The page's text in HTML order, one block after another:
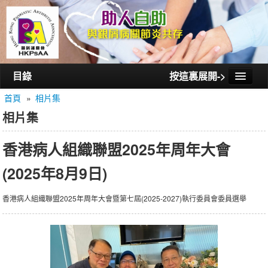
目錄 按這裏展開->
首頁
認識銀屑護關會
認識銀屑關節炎
活動/講座
會員通訊
首頁 » 相片集
相片集
香港病人組織聯盟2025年周年大會
(2025年8月9日)
香港病人組織聯盟2025年周年大會暨第七屆(2025-2027)執行委員會委員選舉